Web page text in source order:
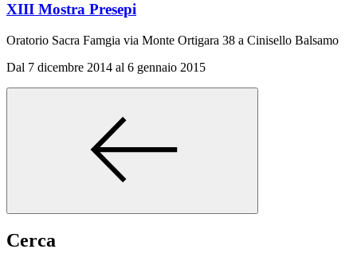
XIII Mostra Presepi
Oratorio Sacra Famgia via Monte Ortigara 38 a Cinisello Balsamo
Dal 7 dicembre 2014 al 6 gennaio 2015
Cerca